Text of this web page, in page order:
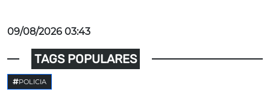
09/08/2026 03:43
TAGS POPULARES
POLICIA